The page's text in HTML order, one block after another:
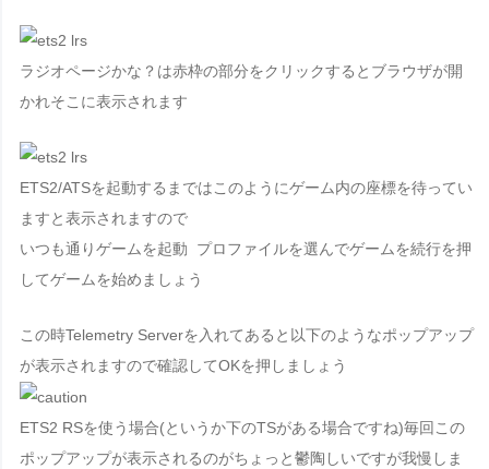
ラジオページかな？は赤枠の部分をクリックするとブラウザが開
かれそこに表示されます
ETS2/ATSを起動するまではこのようにゲーム内の座標を待ってい
ますと表示されますので
いつも通りゲームを起動
プロファイルを選んでゲームを続行を押
してゲームを始めましょう
この時Telemetry Serverを入れてあると以下のようなポップアップ
が表示されますので確認してOKを押しましょう
ETS2 RSを使う場合(というか下のTSがある場合ですね)毎回この
ポップアップが表示されるのがちょっと鬱陶しいですが我慢しま